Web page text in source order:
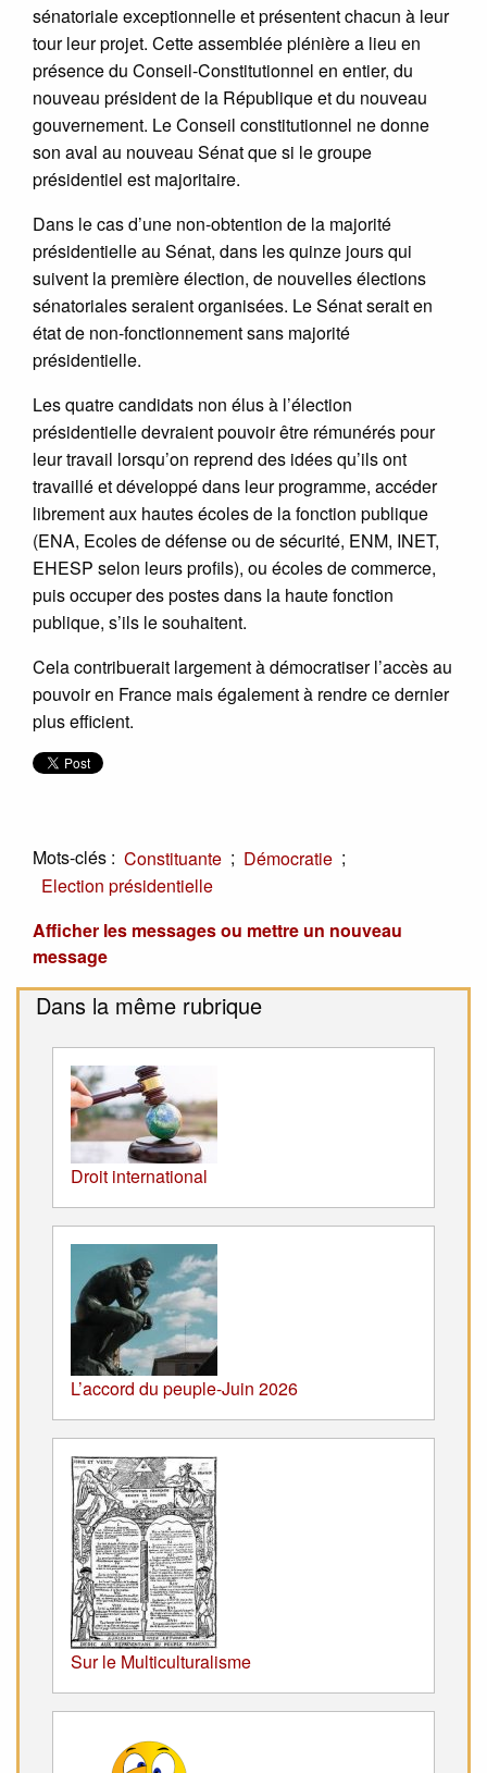
sénatoriale exceptionnelle et présentent chacun à leur
tour leur projet. Cette assemblée plénière a lieu en
présence du Conseil-Constitutionnel en entier, du
nouveau président de la République et du nouveau
gouvernement. Le Conseil constitutionnel ne donne
son aval au nouveau Sénat que si le groupe
présidentiel est majoritaire.
Dans le cas d’une non-obtention de la majorité
présidentielle au Sénat, dans les quinze jours qui
suivent la première élection, de nouvelles élections
sénatoriales seraient organisées. Le Sénat serait en
état de non-fonctionnement sans majorité
présidentielle.
Les quatre candidats non élus à l’élection
présidentielle devraient pouvoir être rémunérés pour
leur travail lorsqu’on reprend des idées qu’ils ont
travaillé et développé dans leur programme, accéder
librement aux hautes écoles de la fonction publique
(ENA, Ecoles de défense ou de sécurité, ENM, INET,
EHESP selon leurs profils), ou écoles de commerce,
puis occuper des postes dans la haute fonction
publique, s’ils le souhaitent.
Cela contribuerait largement à démocratiser l’accès au
pouvoir en France mais également à rendre ce dernier
plus efficient.
Mots-clés : Constituante ; Démocratie ;
Election présidentielle
Afficher les messages ou mettre un nouveau
message
Dans la même rubrique
Droit international
L’accord du peuple-Juin 2026
Sur le Multiculturalisme